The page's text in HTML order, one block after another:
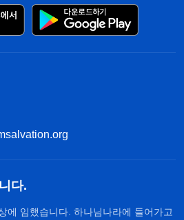
다.
에 임했습니다. 하나님나라에 들어가고